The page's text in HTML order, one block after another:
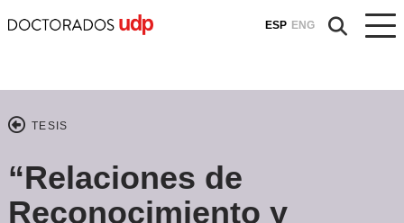
ESP ENG
TESIS
“Relaciones de
Reconocimiento y